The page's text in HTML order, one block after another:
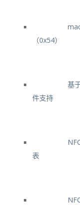
（0x54）
基
件支持
表